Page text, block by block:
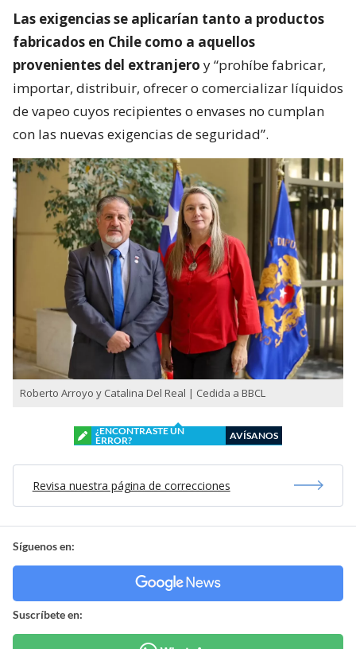
Las exigencias se aplicarían tanto a productos
fabricados en Chile como a aquellos
provenientes del extranjero y “prohíbe fabricar,
importar, distribuir, ofrecer o comercializar líquidos
de vapeo cuyos recipientes o envases no cumplan
con las nuevas exigencias de seguridad”.
Roberto Arroyo y Catalina Del Real | Cedida a BBCL
¿ENCONTRASTE UN
ERROR?
AVÍSANOS
Revisa nuestra página de correcciones
Síguenos en:
Suscríbete en: